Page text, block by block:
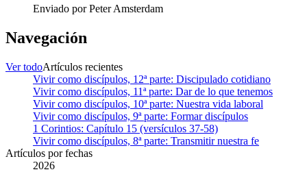
Enviado por Peter Amsterdam
Navegación
Ver todoArtículos recientes
Vivir como discípulos, 12ª parte: Discipulado cotidiano
Vivir como discípulos, 11ª parte: Dar de lo que tenemos
Vivir como discípulos, 10ª parte: Nuestra vida laboral
Vivir como discípulos, 9ª parte: Formar discípulos
1 Corintios: Capítulo 15 (versículos 37-58)
Vivir como discípulos, 8ª parte: Transmitir nuestra fe
Artículos por fechas
2026